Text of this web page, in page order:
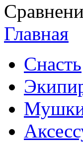
Главная
Снасть